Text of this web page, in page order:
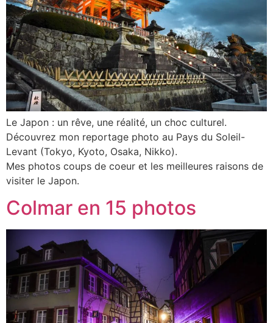
Le Japon : un rêve, une réalité, un choc culturel.
Découvrez mon reportage photo au Pays du Soleil-
Levant (Tokyo, Kyoto, Osaka, Nikko).
Mes photos coups de coeur et les meilleures raisons de
visiter le Japon.
Colmar en 15 photos